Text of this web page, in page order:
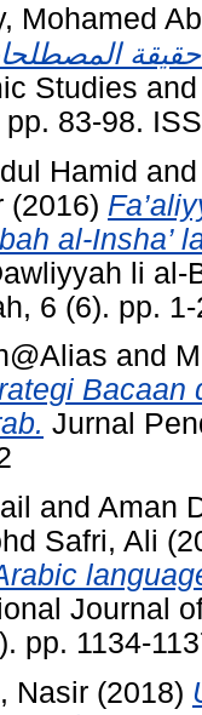
Mohamed
Studies
83-98.
Hamid
(2016)
al-Insha’
li
6 (6). pp.
and
Jurnal
and Aman
Safri, Ali
Journal
pp. 1134-
Nasir (2018)